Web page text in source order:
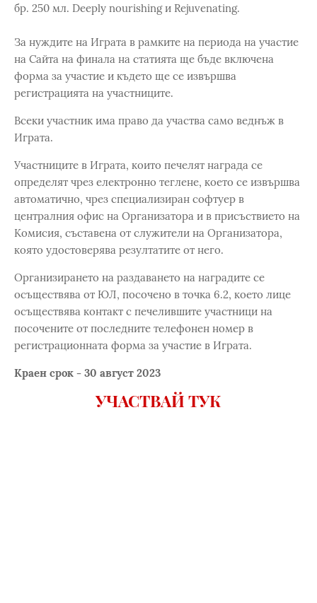
бр. 250 мл. Deeply nourishing и Rejuvenating.
За нуждите на Играта в рамките на периода на участие
на Сайта на финала на статията ще бъде включена
форма за участие и където ще се извършва
регистрацията на участниците.
Всеки участник има право да участва само веднъж в
Играта.
Участниците в Играта, които печелят награда се
определят чрез електронно теглене, което се извършва
автоматично, чрез специализиран софтуер в
централния офис на Организатора и в присъствието на
Комисия, съставена от служители на Организатора,
която удостоверява резултатите от него.
Организирането на раздаването на наградите се
осъществява от ЮЛ, посоченo в точка 6.2, което лице
осъществява контакт с печелившите участници на
посочените от последните телефонен номер в
регистрационната форма за участие в Играта.
Краен срок - 30 август 2023
УЧАСТВАЙ ТУК